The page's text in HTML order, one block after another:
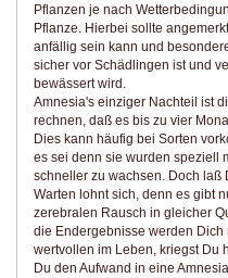
Pflanzen je nach
Pflanze. Hierbei sollte
anfällig sein kann und
sicher vor Schädlingen ist und
bewässert wird.
Amnesia's einziger Nachteil ist
rechnen, daß es bis zu vier
Dies kann häufig bei Sorten
es sei denn sie wurden speziell
schneller zu wachsen. Doch laß
Warten lohnt sich, denn es gibt
zerebralen Rausch in gleicher
die Endergebnisse werden
wertvollen im Leben, kriegst Du
Du den Aufwand in eine